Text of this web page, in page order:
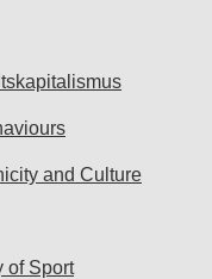
and Culture
of Sport